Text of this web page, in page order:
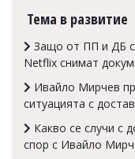
Коментарите
статиите
читателите
редакцията
Тема в развитие
Защо от ПП и ДБ
Netflix снимат
Ивайло Мирчев
ситуацията с
Какво се случи с
спор с Ивайло